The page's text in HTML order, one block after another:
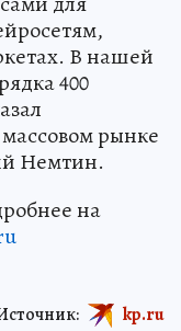
В нашей
400
рынке
Немтин.
на
kp.ru